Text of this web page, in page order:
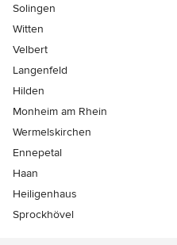
Solingen
Witten
Velbert
Langenfeld
Hilden
Monheim am Rhein
Wermelskirchen
Ennepetal
Haan
Heiligenhaus
Sprockhövel